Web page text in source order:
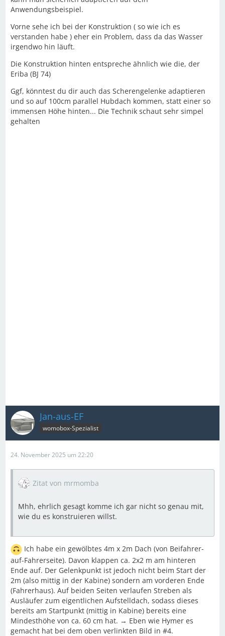
Anwendungsbeispiel.
Vorne sehe ich bei der Konstruktion ( so wie ich es
verstanden habe ) eher ein Problem, dass da das Wasser
irgendwo hin läuft.
Die Konstruktion hinten entspreche ähnlich wie die, der
Eriba (BJ 74)
Ggf, könntest du dir auch das Scherengelenke adaptieren
und so auf 100cm parallel Hubdach kommen, statt einer so
immensen Höhe hinten... Die Technik schaut sehr simpel
gehalten
Jan-aus-EF
womobox-Spezialist
24. November 2025 um 22:20
Zitat von mrmomba
Mhh, ehrlich gesagt komme ich gar nicht so genau mit,
wie du es konstruieren willst.
Ich habe ein gewölbtes 4m x 2m Dach (von Beifahrer-
auf-Fahrerseite). Davon klappen ca. 2x2 m am hinteren
Ende auf. Der Gelenkpunkt ist jedoch nicht beim Start der
2m (also mittig in der Kabine) sondern am vorderen Ende
(Fahrerhaus). Auf beiden Seiten verlaufen Streben als
Ausläufer zum eigentlichen Aufstelldach, sodass dieses
bereits am Startpunkt (mittig in Kabine) bereits eine
Mindesthöhe von ca. 60 cm hat. → Eben wie Hymer es
gemacht hat bei dem oben verlinkten Bild in #4.